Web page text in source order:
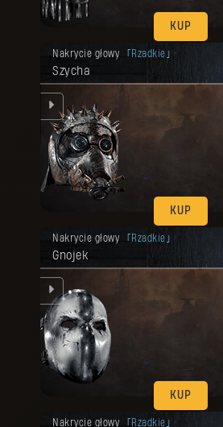
KUP
Nakrycie głowy Rzadkie
Szycha
KUP
Twoja nagroda została odblokowana.
Nakrycie głowy Rzadkie
Gnojek
KUP
Twoja nagroda została odblokowana.
Nakrycie głowy Rzadkie
Twoja nagroda została odblokowana.